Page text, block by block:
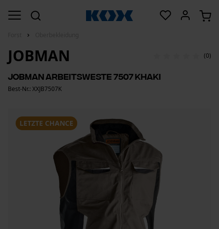
LETZTE CHANCE
JOBMAN (0)
Jobman Arbeitsweste 7507 Khaki
Best-Nr.: XXJB7507K